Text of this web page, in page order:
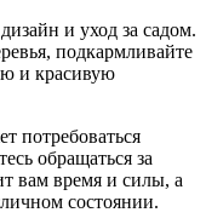
и уход за садом.
подкармливайте
и красивую
потребоваться
обращаться за
вам время и силы, а
состоянии.